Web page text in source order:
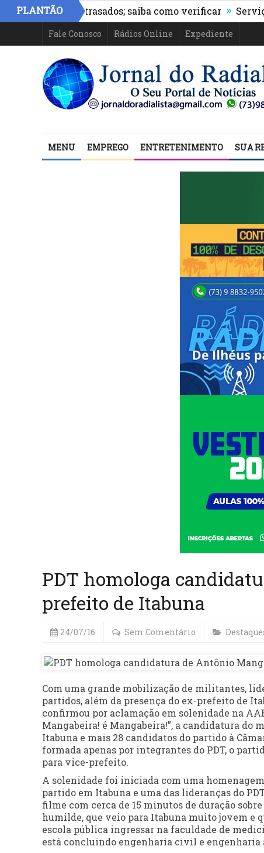
PLANTÃOatrasados; saiba como verificar » Serviços
Fale Conosco Rádios Online Expediente
MENU EMPREGO ENTRETENIMENTO SUA
PDT homologa
prefeito de Itabuna
24/07/16 Sem Comentário
Com uma grande mobilização de militantes,
partidos, além da presença do ex-prefeito de
confirmou por aclamação em solenidade na
Mangabeira! é Mangabeira!”, a candidatura
Itabuna e mais 28 candidatos do partido à
formada apenas por integrantes do PDT, o
para vice-prefeito.
A solenidade foi iniciada com uma
partido em Itabuna e uma das lideranças do
filme com cerca de 15 minutos de duração
humilde, que veio para Itabuna muito jovem e
escola pública ingressar na faculdade de
está concluindo engenharia civil e engenharia